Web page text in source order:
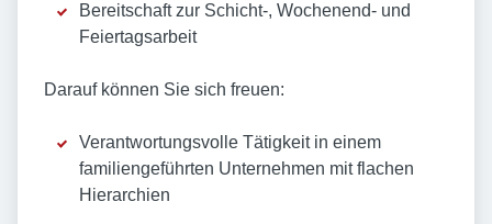
Bereitschaft zur Schicht-, Wochenend- und
Feiertagsarbeit
Darauf können Sie sich freuen:
Verantwortungsvolle Tätigkeit in einem
familiengeführten Unternehmen mit flachen
Hierarchien